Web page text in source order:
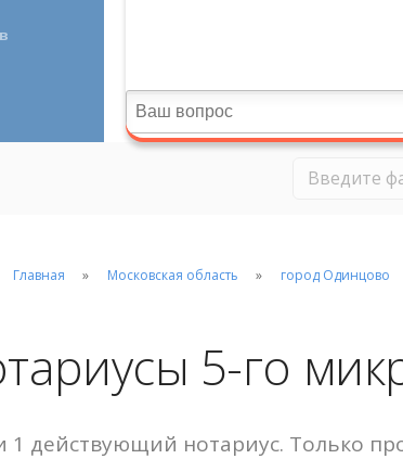
Главная Московская область город Одинцово
5-го
действующий нотариус. Только